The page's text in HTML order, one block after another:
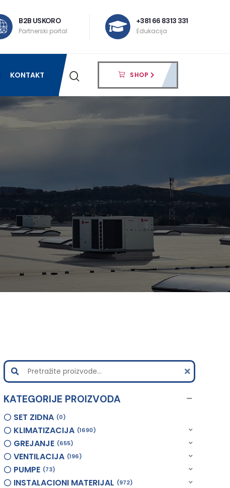
B2B USKORO
Partnerski portal
+381 66 8313 331
Edukacija
KONTAKT SHOP
KATEGORIJE PROIZVODA
SET ZIDNA 0
KLIMATIZACIJA 1690
GREJANJE 655
VENTILACIJA 196
PUMPE 73
INSTALACIONI MATERIJAL 972